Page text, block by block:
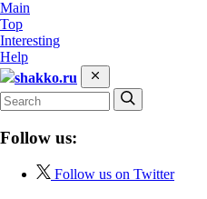
Main
Top
Interesting
Help
shakko.ru
Follow us:
Follow us on Twitter